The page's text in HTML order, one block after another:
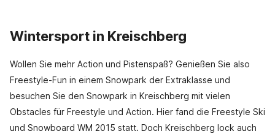
Wintersport in Kreischberg
Wollen Sie mehr Action und Pistenspaß? Genießen Sie also
Freestyle-Fun in einem Snowpark der Extraklasse und
besuchen Sie den Snowpark in Kreischberg mit vielen
Obstacles für Freestyle und Action. Hier fand die Freestyle Ski
und Snowboard WM 2015 statt. Doch Kreischberg lock auch